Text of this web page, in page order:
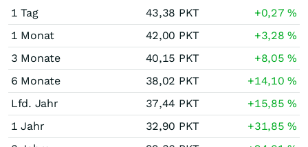
1 Tag 43,38 PKT +0,27%
1 Monat
42,00 PKT +3,28%
3 Monate
40,15 PKT +8,05%
6 Monate
38,02 PKT +14,10%
Lfd. Jahr
37,44 PKT +15,85%
1 Jahr
32,90 PKT +31,85%